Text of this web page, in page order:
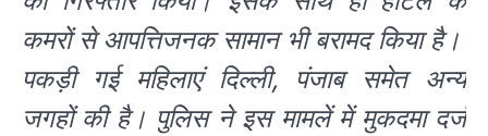
कमरों से आपत्तिजनक सामान भी बरामद किया है।
पकड़ी गई महिलाएं दिल्ली, पंजाब समेत अन्य
जगहों की है। पुलिस ने इस मामलें में मुकदमा दर्ज